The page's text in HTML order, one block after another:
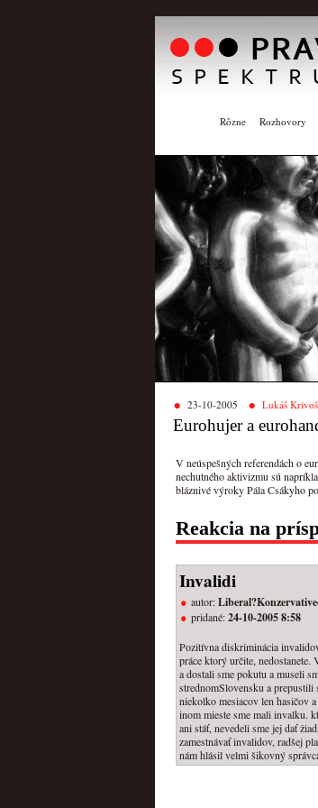
Rôzne Rozhovory
23-10-2005 Lukáš
Eurohujer a
V neúspešných referendách o
nechutného aktivizmu sú
bláznivé výroky Pála Csákyho
Reakcia na
Invalidi
autor:
pridané:24-10-2005 8:58
Pozitívna diskriminácia
práce ktorý určite,
a dostali sme pokutu a museli
strednomSlovensku a prepustili
niekolko mesiacov len hasičov
inom mieste sme mali invalku.
ani stáť, nevedeli sme jej dať
zamestnávať invalidov, radšej
nám hlásil velmi šikovný